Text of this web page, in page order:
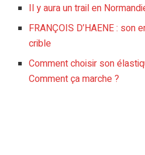
Il y aura un trail en
FRANÇOIS D’HAENE : son
crible
Comment choisir son
Comment ça marche ?